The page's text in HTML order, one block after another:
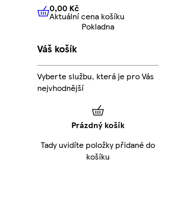
0,00 KčAktuální cena košíku
0,00 Kč
Aktuální cena košíku
Pokladna
Váš košík
Vyberte službu, která je pro Vás
nejvhodnější
Prázdný košík
Tady uvidíte položky přidané do
košíku